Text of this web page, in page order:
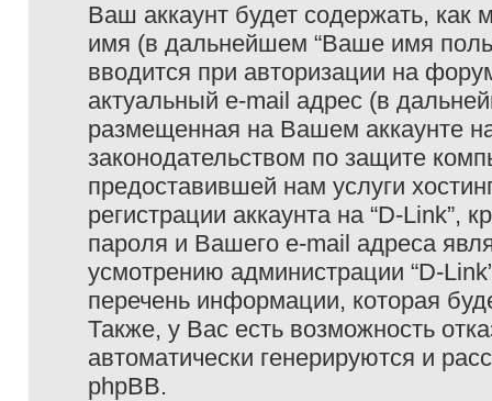
Ваш аккаунт будет содержать,
имя (в дальнейшем “Ваше имя
вводится при авторизации на
актуальный e-mail адрес (в
размещенная на Вашем аккаунте
законодательством по защите
предоставившей нам услуги
регистрации аккаунта на “D-
пароля и Вашего e-mail адреса
усмотрению администрации “D-
перечень информации, которая
Также, у Вас есть возможность
автоматически генерируются и
phpBB.